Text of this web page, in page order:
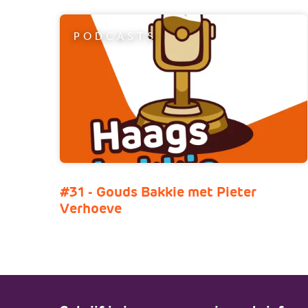
PODCASTS
#31 - Gouds Bakkie met Pieter
Verhoeve